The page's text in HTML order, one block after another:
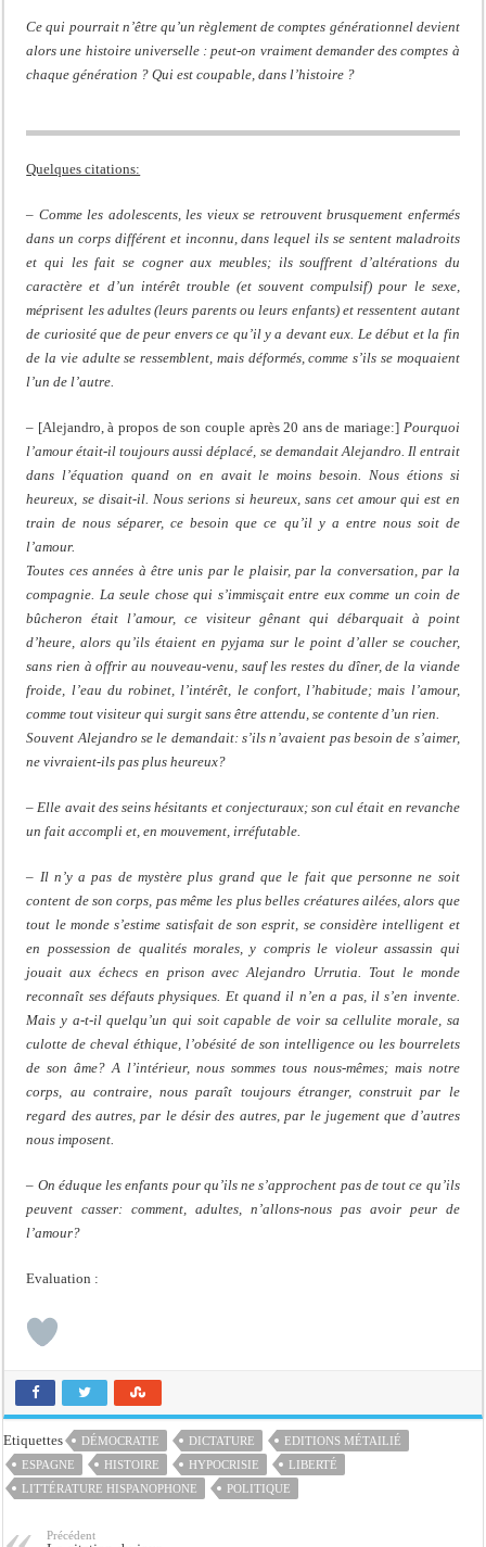
Ce qui pourrait n’être qu’un règlement de comptes générationnel devient
alors une histoire universelle : peut-on vraiment demander des comptes à
chaque génération ? Qui est coupable, dans l’histoire ?
Quelques citations:
– Comme les adolescents, les vieux se retrouvent brusquement enfermés
dans un corps différent et inconnu, dans lequel ils se sentent maladroits
et qui les fait se cogner aux meubles; ils souffrent d’altérations du
caractère et d’un intérêt trouble (et souvent compulsif) pour le sexe,
méprisent les adultes (leurs parents ou leurs enfants) et ressentent autant
de curiosité que de peur envers ce qu’il y a devant eux. Le début et la fin
de la vie adulte se ressemblent, mais déformés, comme s’ils se moquaient
l’un de l’autre.
– [Alejandro, à propos de son couple après 20 ans de mariage:] Pourquoi
l’amour était-il toujours aussi déplacé, se demandait Alejandro. Il entrait
dans l’équation quand on en avait le moins besoin. Nous étions si
heureux, se disait-il. Nous serions si heureux, sans cet amour qui est en
train de nous séparer, ce besoin que ce qu’il y a entre nous soit de
l’amour.
Toutes ces années à être unis par le plaisir, par la conversation, par la
compagnie. La seule chose qui s’immisçait entre eux comme un coin de
bûcheron était l’amour, ce visiteur gênant qui débarquait à point
d’heure, alors qu’ils étaient en pyjama sur le point d’aller se coucher,
sans rien à offrir au nouveau-venu, sauf les restes du dîner, de la viande
froide, l’eau du robinet, l’intérêt, le confort, l’habitude; mais l’amour,
comme tout visiteur qui surgit sans être attendu, se contente d’un rien.
Souvent Alejandro se le demandait: s’ils n’avaient pas besoin de s’aimer,
ne vivraient-ils pas plus heureux?
–Elle avait des seins hésitants et conjecturaux; son cul était en revanche
un fait accompli et, en mouvement, irréfutable.
– Il n’y a pas de mystère plus grand que le fait que personne ne soit
content de son corps, pas même les plus belles créatures ailées, alors que
tout le monde s’estime satisfait de son esprit, se considère intelligent et
en possession de qualités morales, y compris le violeur assassin qui
jouait aux échecs en prison avec Alejandro Urrutia. Tout le monde
reconnaît ses défauts physiques. Et quand il n’en a pas, il s’en invente.
Mais y a-t-il quelqu’un qui soit capable de voir sa cellulite morale, sa
culotte de cheval éthique, l’obésité de son intelligence ou les bourrelets
de son âme? A l’intérieur, nous sommes tous nous-mêmes; mais notre
corps, au contraire, nous paraît toujours étranger, construit par le
regard des autres, par le désir des autres, par le jugement que d’autres
nous imposent.
– On éduque les enfants pour qu’ils ne s’approchent pas de tout ce qu’ils
peuvent casser: comment, adultes, n’allons-nous pas avoir peur de
l’amour?
Evaluation :
Etiquettes DÉMOCRATIE DICTATURE
EDITIONS MÉTAILIÉ
ESPAGNE
HISTOIRE HYPOCRISIE
LIBERTÉ
LITTÉRATURE HISPANOPHONE
POLITIQUE
Précédent